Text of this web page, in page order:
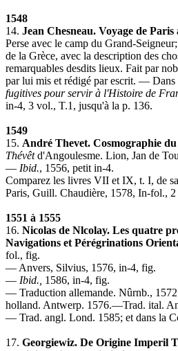
1548
14. Jean Chesneau. Voyage de
Perse avec le camp du Grand-
de la Grèce, avec la description des
remarquables desdits lieux. Fait par
par lui mis et rédigé par escrit. —
fugitives pour servir à l'Histoire de
in-4, 3 vol., T.1, jusqu'à la p. 136.
1549
15. André Thevet. Cosmographie
Thévêtd'Angoulesme. Lion, Jan de
— Ibid., 1556, petit in-4.
Comparez les livres VII et IX, t. I, de sa
Paris, Guill. Chaudière, 1578, In-fol.,
1551 à 1555
16. Nicolas de Nlcolay. Les quatre
Navigations et Pérégrinations
fol., fig.
— Anvers, Silvius, 1576, in-4, fig.
— Ibid., 1586, in-4, fig.
— Traduction allemande. Nûrnb.,
holland. Antwerp. 1576.—Trad. ital.
— Trad. angl. Lond. 1585; et dans la
17. Georgiewiz. De Origine Imperil